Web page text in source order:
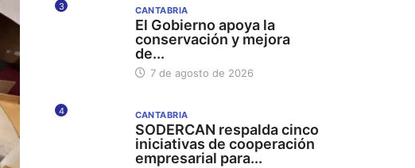
3 CANTABRIA
El Gobierno apoya la
conservación y mejora
de...
7 de agosto de 2026
4 CANTABRIA
SODERCAN respalda cinco
iniciativas de cooperación
empresarial para...